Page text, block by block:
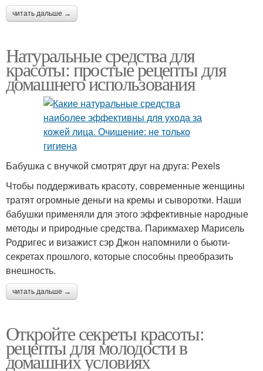
читать дальше →
Натуральные средства для
красоты: простые рецепты для
домашнего использования
Бабушка с внучкой смотрят друг на друга: Pexels
Чтобы поддерживать красоту, современные женщины
тратят огромные деньги на кремы и сыворотки. Наши
бабушки применяли для этого эффективные народные
методы и природные средства. Парикмахер Марисель
Родригес и визажист сэр Джон напомнили о бьюти-
секретах прошлого, которые способны преобразить
внешность.
читать дальше →
Откройте секреты красоты:
рецепты для молодости в
домашних условиях